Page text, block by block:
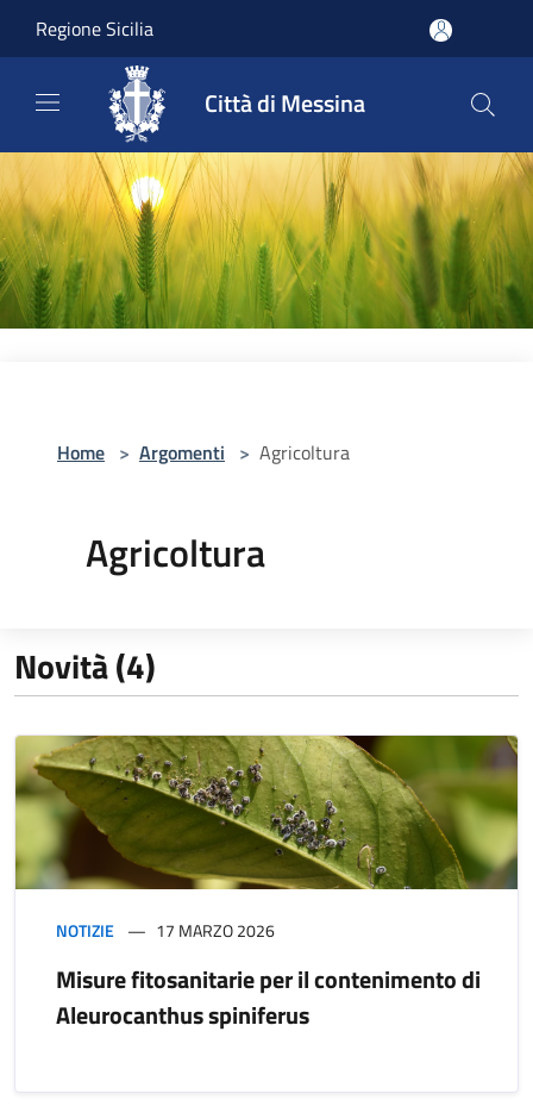
Regione Sicilia
Città di Messina
Home > Argomenti > Agricoltura
Agricoltura
Novità (4)
NOTIZIE 17 MARZO 2026
Misure fitosanitarie per il contenimento di
Aleurocanthus spiniferus